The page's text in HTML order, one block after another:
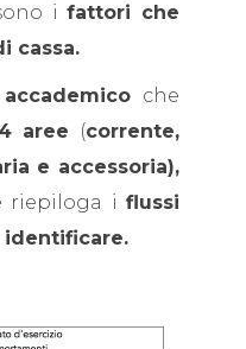
ifattori che
cassa.
che
aree (corrente,
e accessoria),
riepiloga i flussi